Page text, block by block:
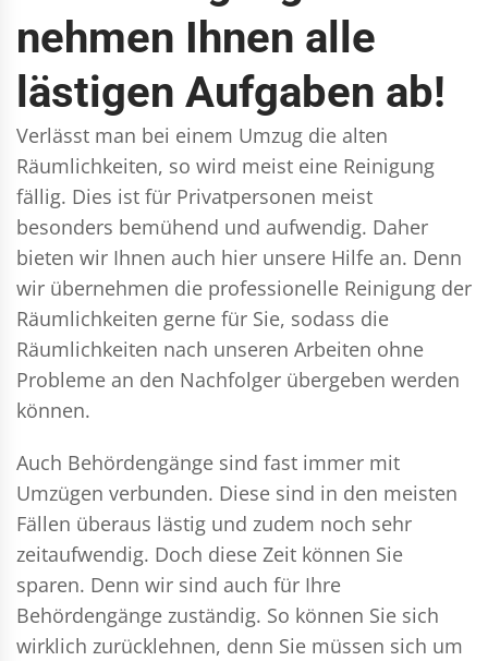
nehmen Ihnen alle
lästigen Aufgaben ab!
Verlässt man bei einem Umzug die alten
Räumlichkeiten, so wird meist eine Reinigung
fällig. Dies ist für Privatpersonen meist
besonders bemühend und aufwendig. Daher
bieten wir Ihnen auch hier unsere Hilfe an. Denn
wir übernehmen die professionelle Reinigung der
Räumlichkeiten gerne für Sie, sodass die
Räumlichkeiten nach unseren Arbeiten ohne
Probleme an den Nachfolger übergeben werden
können.
Auch Behördengänge sind fast immer mit
Umzügen verbunden. Diese sind in den meisten
Fällen überaus lästig und zudem noch sehr
zeitaufwendig. Doch diese Zeit können Sie
sparen. Denn wir sind auch für Ihre
Behördengänge zuständig. So können Sie sich
wirklich zurücklehnen, denn Sie müssen sich um